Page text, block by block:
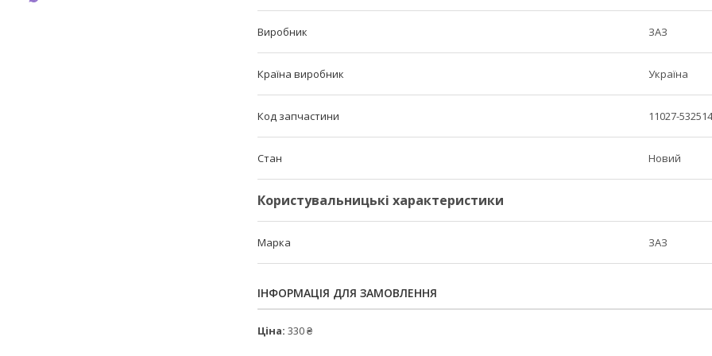
Виробник ЗАЗ
Країна виробник Україна
Код запчастини 11027-
Стан Новий
Користувальницькі характеристики
Марка ЗАЗ
ІНФОРМАЦІЯ ДЛЯ ЗАМОВЛЕННЯ
Ціна: 330 ₴